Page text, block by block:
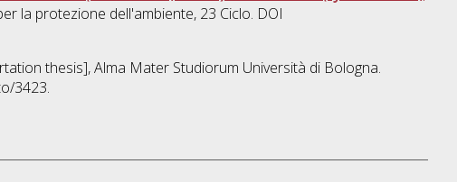
la protezione dell'ambiente, 23 Ciclo. DOI
thesis], Alma Mater Studiorum Università di Bologna.
3423.